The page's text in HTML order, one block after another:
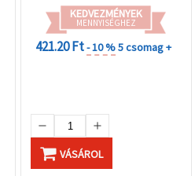
KEDVEZMÉNYEK
MENNYISÉGHEZ
421.20 Ft- 10 %5 csomag +
VÁSÁROL